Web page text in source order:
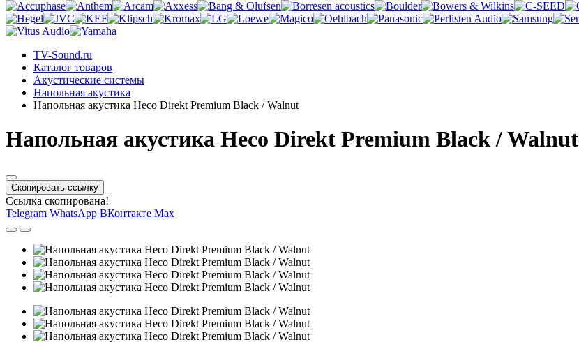
TV-Sound.ru
Каталог товаров
Акустические системы
Напольная акустика
Напольная акустика Heco Direkt Premium Black / Walnut
Напольная акустика Heco Direkt Premium Black / Walnut
Скопировать ссылку
Ссылка скопирована!
Telegram WhatsApp ВКонтакте Max